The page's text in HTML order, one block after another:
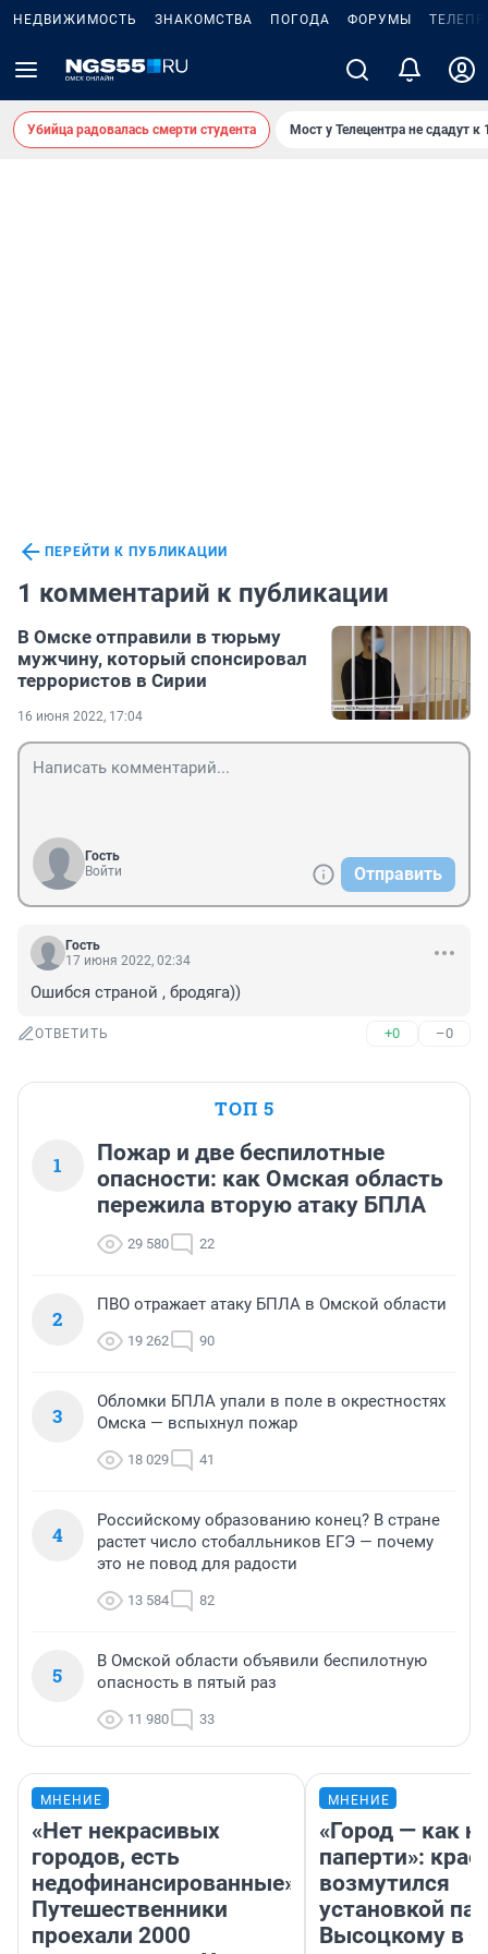
НЕДВИЖИМОСТЬ ЗНАКОМСТВА ПОГОДА ФОРУМЫ
Убийца радовалась смерти студента Мост у Телецентра не сдадут к
ПЕРЕЙТИ К ПУБЛИКАЦИИ
1 комментарий к публикации
В Омске отправили в тюрьму
мужчину, который спонсировал
террористов в Сирии
16 июня 2022, 17:04
Гость
Войти
Отправить
Гость
17 июня 2022, 02:34
Ошибся страной , бродяга))
ОТВЕТИТЬ +0 –0
ТОП 5
1
Пожар и две беспилотные
опасности: как Омская область
пережила вторую атаку БПЛА
29 580 22
2
ПВО отражает атаку БПЛА в Омской области
19 262 90
3
Обломки БПЛА упали в поле в окрестностях
Омска — вспыхнул пожар
18 029 41
4
Российскому образованию конец? В стране
растет число стобалльников ЕГЭ — почему
это не повод для радости
13 584 82
5
В Омской области объявили беспилотную
опасность в пятый раз
11 980 33
МНЕНИЕ
«Нет некрасивых
городов, есть
недофинансированные».
Путешественники
проехали 2000
МНЕНИЕ
«Город — как
паперти»:
возмутился
установкой
Высоцкому в